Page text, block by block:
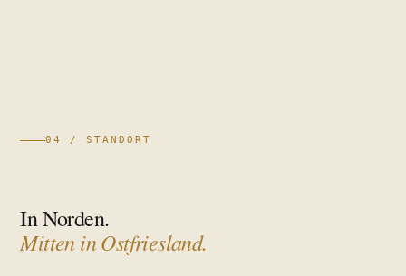
04 / STANDORT
In Norden.
Mitten in Ostfriesland.